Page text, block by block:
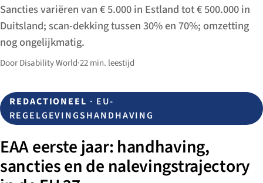
Sancties variëren van € 5.000 in Estland tot € 500.000 in
Duitsland; scan-dekking tussen 30% en 70%; omzetting
nog ongelijkmatig.
Door Disability World·22 min. leestijd
REDACTIONEEL · EU-
REGELGEVINGSHANDHAVING
EAA eerste jaar: handhaving,
sancties en de nalevingstrajectory